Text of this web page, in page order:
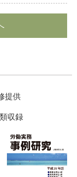
提供
収録